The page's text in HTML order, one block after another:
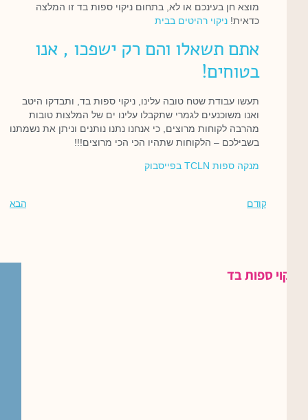
מוצא חן בעינכם או לא, בתחום ניקוי ספות בד זו המלצה
כדאית! ניקוי רהיטים בבית
אתם תשאלו והם רק ישפכו , אנו
בטוחים!
תעשו עבודת שטח טובה עלינו, ניקוי ספות בד, ותבדקו היטב
ואנו משוכנעים לגמרי שתקבלו עלינו ים של המלצות טובות
מהרבה לקוחות מרוצים, כי אנחנו נתנו נותנים וניתן את נשמתנו
בשבילכם – הלקוחות שתהיו הכי הכי מרוצים!!!
מנקה ספות TCLN בפייסבוק
קודם הבא
ניקוי ספות בד